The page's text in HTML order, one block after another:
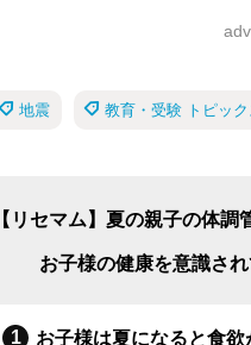
地震 教育・受験 トピック
【リセマム】夏の親子の体
お子様の健康を意識さ
お子様は夏になると食